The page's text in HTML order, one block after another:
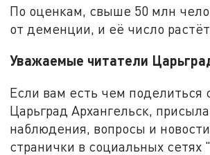
По оценкам, свыше 50 млн
от деменции, и её число растёт.
Уважаемые читатели
Если вам есть чем поделиться
Царьград Архангельск,
наблюдения, вопросы и
странички в социальных сетях "